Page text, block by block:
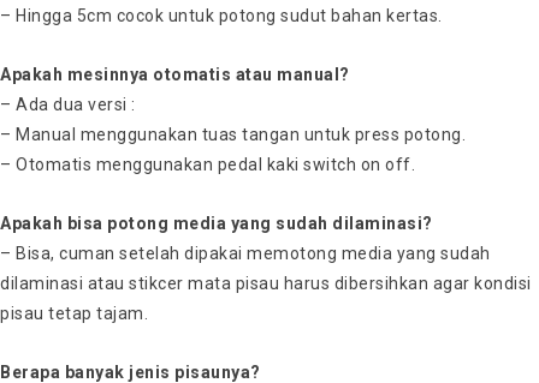
– Hingga 5cm cocok untuk potong sudut bahan kertas.
Apakah mesinnya otomatis atau manual?
– Ada dua versi :
– Manual menggunakan tuas tangan untuk press potong.
– Otomatis menggunakan pedal kaki switch on off.
Apakah bisa potong media yang sudah dilaminasi?
– Bisa, cuman setelah dipakai memotong media yang sudah
dilaminasi atau stikcer mata pisau harus dibersihkan agar kondisi
pisau tetap tajam.
Berapa banyak jenis pisaunya?